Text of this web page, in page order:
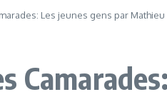
Les jeunes gens par Mathieu